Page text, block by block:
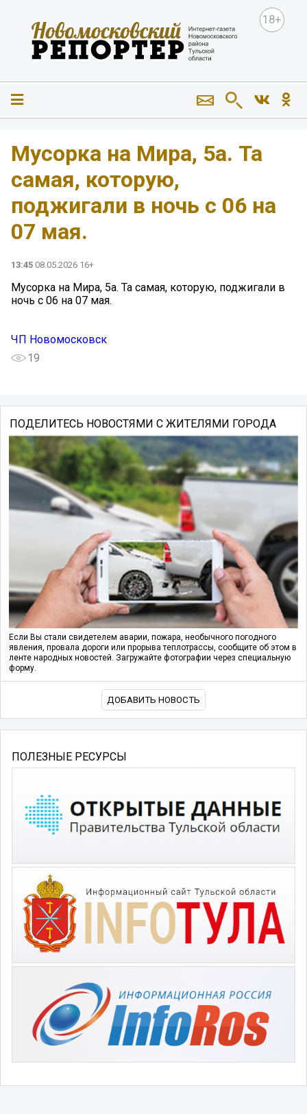
18+
Мусорка на Мира, 5а. Та
самая, которую,
поджигали в ночь с 06 на
07 мая.
13:45 08.05.2026 16+
Мусорка на Мира, 5а. Та самая, которую, поджигали в
ночь с 06 на 07 мая.
ЧП Новомосковск
19
ПОДЕЛИТЕСЬ НОВОСТЯМИ С ЖИТЕЛЯМИ ГОРОДА
Если Вы стали свидетелем аварии, пожара, необычного погодного
явления, провала дороги или прорыва теплотрассы, сообщите об этом в
ленте народных новостей. Загружайте фотографии через специальную
форму.
ДОБАВИТЬ НОВОСТЬ
ПОЛЕЗНЫЕ РЕСУРСЫ